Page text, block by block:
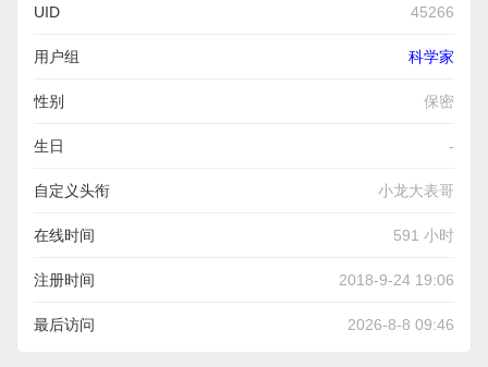
UID 45266
用户组 科学家
性别 保密
生日 -
自定义头衔 小龙大表哥
在线时间 591 小时
注册时间 2018-9-24 19:06
最后访问 2026-8-8 09:46